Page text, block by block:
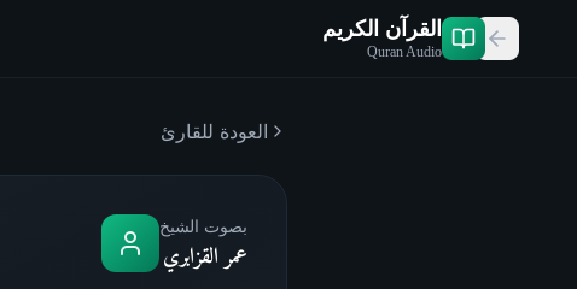
القرآن الكريم
Quran Audio
العودة للقارئ
بصوت الشيخ
عمر القزابري